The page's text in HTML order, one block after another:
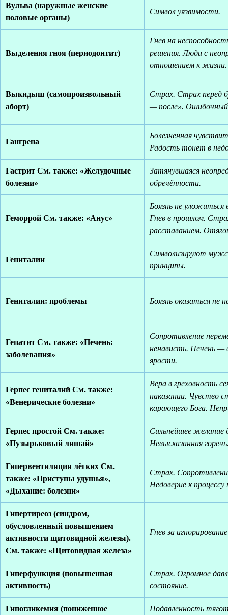
Вульва (наружные женские
половые органы)
Символ уязвимости.
Выделения гноя (периодонтит)
Гнев на
решения. Люди с
отношением к жизни.
Выкидыш (самопроизвольный
аборт)
Страх. Страх перед
— после».
Гангрена
Болезненная
Радость тонет в
Гастрит См. также: «Желудочные
болезни»
Затянувшаяся
обречённости.
Геморрой См. также: «Анус»
Боязнь не уложиться
Гнев в прошлом.
расставанием.
Гениталии
Символизируют
принципы.
Гениталии: проблемы Боязнь оказаться не
Гепатит См. также: «Печень:
заболевания»
Сопротивление
ненависть. Печень —
ярости.
Герпес гениталий См. также:
«Венерические болезни»
Вера в греховность
наказании. Чувство
карающего Бога.
Герпес простой См. также:
«Пузырьковый лишай»
Сильнейшее желание
Невысказанная
Гипервентиляция лёгких См.
также: «Приступы удушья»,
«Дыхание: болезни»
Страх.
Недоверие к процессу
Гипертиреоз (синдром,
обусловленный повышением
активности щитовидной железы).
См. также: «Щитовидная железа»
Гнев за
Гиперфункция (повышенная
активность)
Страх. Огромное
состояние.
Гипогликемия (пониженное
Подавленность